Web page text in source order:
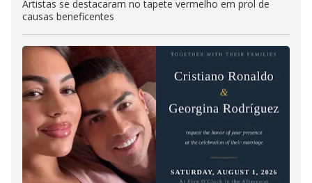
Artistas se destacaram no tapete vermelho em prol de
causas beneficentes